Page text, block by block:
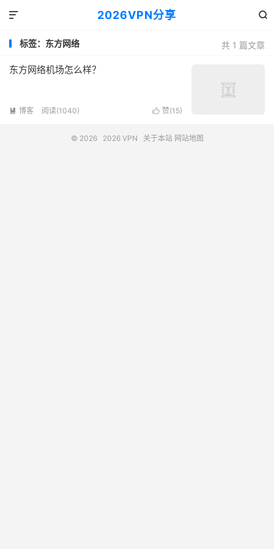
2026VPN分享 

共 1 篇文章
标签：东方网络
东方网络机场怎么样？
 赞(15)
 博客 阅读(1040)
© 2026 2026 VPN 关于本站 网站地图